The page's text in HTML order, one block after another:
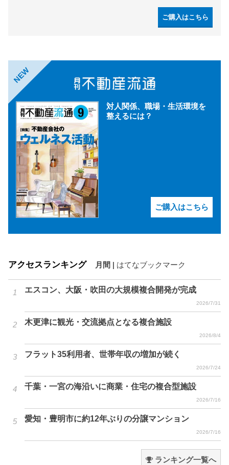
ご購入はこちら
NEW
対人関係、職場・生活環境を
整えるには？
ご購入はこちら
アクセスランキング 月間 はてなブックマーク
エスコン、大阪・吹田の大規模複合開発が完成
2026/7/31
木更津に観光・交流拠点となる複合施設
2026/8/4
フラット35利用者、世帯年収の増加が続く
2026/7/24
千葉・一宮の海沿いに商業・住宅の複合型施設
2026/7/16
愛知・豊明市に約12年ぶりの分譲マンション
2026/7/16
ランキング一覧へ